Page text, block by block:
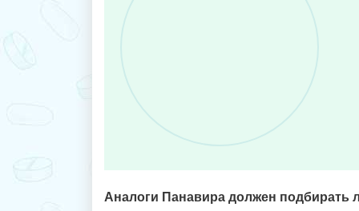
Аналоги Панавира должен подбирать